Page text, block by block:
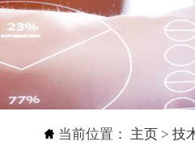
当前位置： 主页 > 技